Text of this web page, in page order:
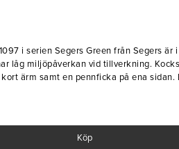
i serien Segers Green från Segers är
låg miljöpåverkan vid tillverkning.
ärm samt en pennficka på ena sidan.
passar allas kroppsformer. Detta är, med
Köp